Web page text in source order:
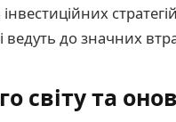
до значних
світу та